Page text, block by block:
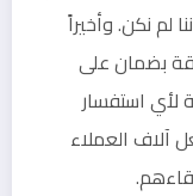
لم نكن. وأخيراً
بضمان على
لأي استفسار
آلاف العملاء